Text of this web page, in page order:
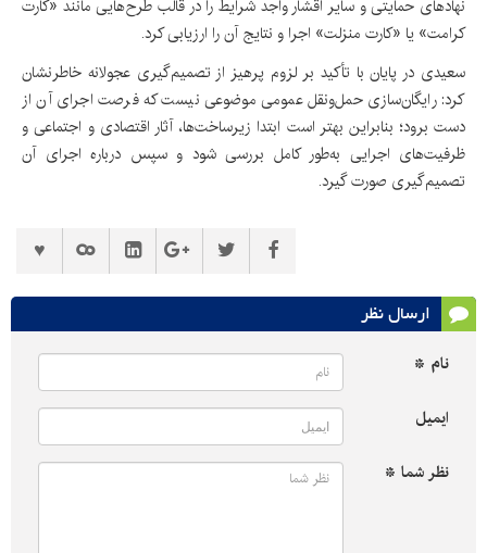
نهادهای حمایتی و سایر اقشار واجد شرایط را در قالب طرح‌هایی مانند «کارت
کرامت» یا «کارت منزلت» اجرا و نتایج آن را ارزیابی کرد.
سعیدی در پایان با تأکید بر لزوم پرهیز از تصمیم‌گیری عجولانه خاطرنشان
کرد: رایگان‌سازی حمل‌ونقل عمومی موضوعی نیست که فرصت اجرای آن از
دست برود؛ بنابراین بهتر است ابتدا زیرساخت‌ها، آثار اقتصادی و اجتماعی و
ظرفیت‌های اجرایی به‌طور کامل بررسی شود و سپس درباره اجرای آن
تصمیم‌گیری صورت گیرد.
ارسال نظر
نام *
ایمیل
نظر شما *